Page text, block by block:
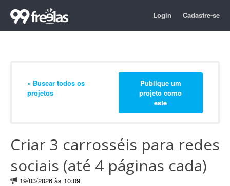
Login Cadastre-se
« Buscar todos os
projetos
Publique um
projeto como
este
Criar 3 carrosséis para redes
sociais (até 4 páginas cada)
19/03/2026 às 10:09